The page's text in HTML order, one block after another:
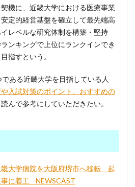
機に、近畿大学における医療事業
定的経営基盤を確立して最先端高
レベルな研究体制を構築・堅持
ンキングで上位にランクインでき
指すという。
ある近畿大学を目指している人
入試対策のポイント、おすすめの
読んで参考にしていただきたい。
大学病院を大阪府堺市へ移転 起
に着工 _ NEWSCAST